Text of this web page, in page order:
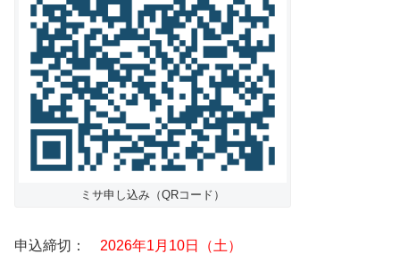
ミサ申し込み（QRコード）
申込締切： 2026年1月10日（土）